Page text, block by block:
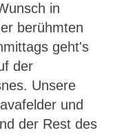
in
berühmten
geht's
der
Unsere
und
der Rest des